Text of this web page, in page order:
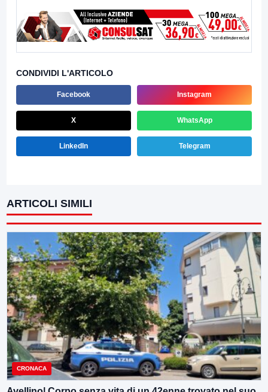
CONDIVIDI L'ARTICOLO
Facebook Instagram
X WhatsApp
LinkedIn Telegram
ARTICOLI SIMILI
CRONACA